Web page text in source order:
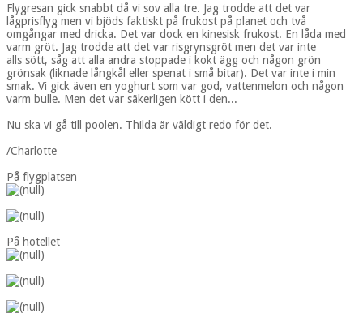
Flygresan gick snabbt då vi sov alla tre. Jag trodde att det var
lågprisflyg men vi bjöds faktiskt på frukost på planet och två
omgångar med dricka. Det var dock en kinesisk frukost. En låda med
varm gröt. Jag trodde att det var risgrynsgröt men det var inte
alls sött, såg att alla andra stoppade i kokt ägg och någon grön
grönsak (liknade långkål eller spenat i små bitar). Det var inte i min
smak. Vi gick även en yoghurt som var god, vattenmelon och någon
varm bulle. Men det var säkerligen kött i den...
Nu ska vi gå till poolen. Thilda är väldigt redo för det.
/Charlotte
På flygplatsen
På hotellet